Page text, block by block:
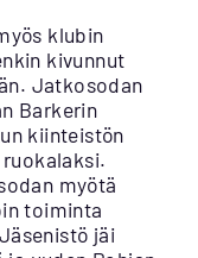
klubin
kivunnut
Jatkosodan
Barkerin
kiinteistön
myötä
toiminta
jäi